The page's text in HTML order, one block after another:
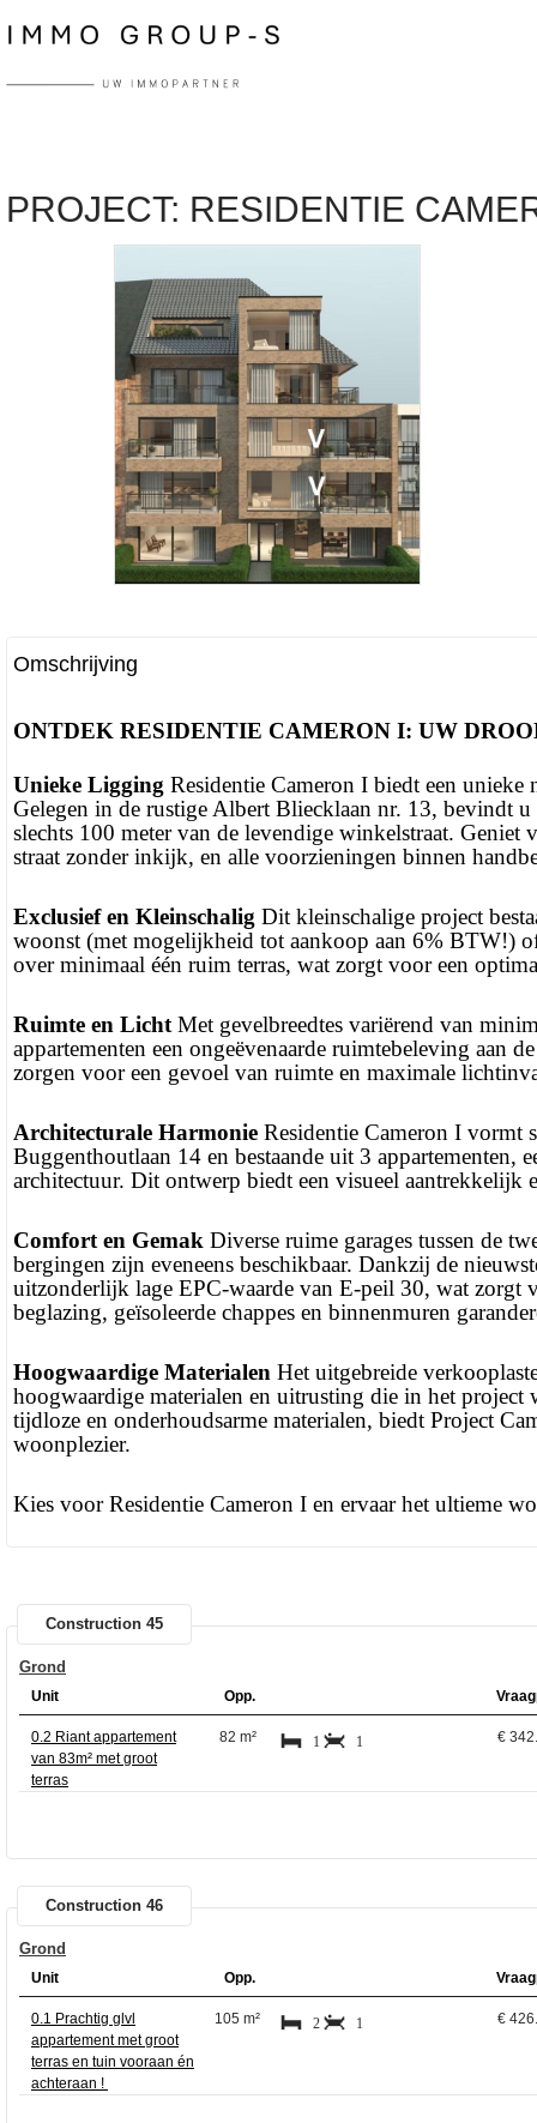
PROJECT: RESIDENTIE
Omschrijving
ONTDEK RESIDENTIE CAMERON I: UW
Unieke Ligging Residentie Cameron I biedt een
Gelegen in de rustige Albert Bliecklaan nr. 13, bevindt
slechts 100 meter van de levendige winkelstraat.
straat zonder inkijk, en alle voorzieningen binnen
Exclusief en Kleinschalig Dit kleinschalige project
woonst (met mogelijkheid tot aankoop aan 6% BTW!)
over minimaal één ruim terras, wat zorgt voor een
Ruimte en Licht Met gevelbreedtes variërend van
appartementen een ongeëvenaarde ruimtebeleving aan
zorgen voor een gevoel van ruimte en maximale
Architecturale Harmonie Residentie Cameron I vormt
Buggenthoutlaan 14 en bestaande uit 3 appartementen,
architectuur. Dit ontwerp biedt een visueel aantrekkelijk
Comfort en Gemak Diverse ruime garages tussen de
bergingen zijn eveneens beschikbaar. Dankzij de
uitzonderlijk lage EPC-waarde van E-peil 30, wat zorgt
beglazing, geïsoleerde chappes en binnenmuren
Hoogwaardige Materialen Het uitgebreide
hoogwaardige materialen en uitrusting die in het
tijdloze en onderhoudsarme materialen, biedt Project
woonplezier.
Kies voor Residentie Cameron I en ervaar het ultieme
Construction 45
Grond
Unit Opp.
0.2 Riant appartement
van 83m² met groot
terras
82 m² 1 1 €
Construction 46
Grond
Unit Opp.
0.1 Prachtig glvl
appartement met groot
terras en tuin vooraan én
achteraan !
105 m² 2 1 €